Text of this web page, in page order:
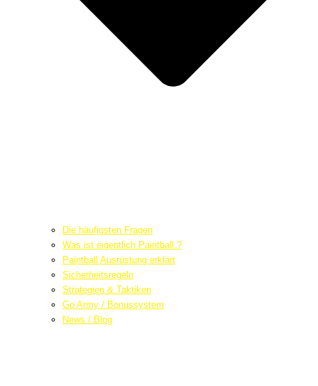
Die häufigsten Fragen
Was ist eigentlich Paintball ?
Paintball Ausrüstung erklärt
Sicherheitsregeln
Strategien & Taktiken
Go Army / Bonussystem
News / Blog